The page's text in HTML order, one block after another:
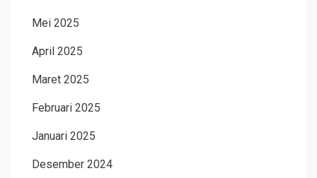
Mei 2025
April 2025
Maret 2025
Februari 2025
Januari 2025
Desember 2024